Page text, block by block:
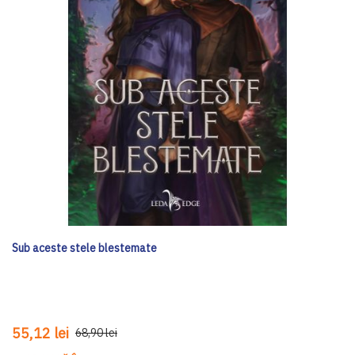
Sub aceste stele blestemate
55,12 lei 68,90 lei